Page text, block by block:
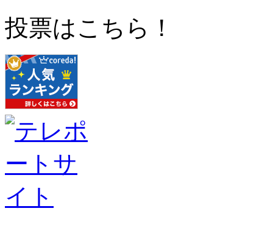
投票はこちら！